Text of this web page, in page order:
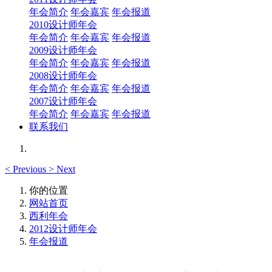
年会简介 年会嘉宾 年会报道
2010设计师年会
年会简介 年会嘉宾 年会报道
2009设计师年会
年会简介 年会嘉宾 年会报道
2008设计师年会
年会简介 年会嘉宾 年会报道
2007设计师年会
年会简介 年会嘉宾 年会报道
联系我们
< Previous > Next
你的位置
网站首页
西利年会
2012设计师年会
年会报道